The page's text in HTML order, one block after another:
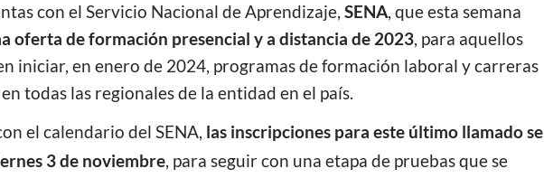
con el Servicio Nacional de Aprendizaje, SENA, que esta semana
oferta de formación presencial y a distancia de 2023, para aquellos
iniciar, en enero de 2024, programas de formación laboral y carreras
todas las regionales de la entidad en el país.
el calendario del SENA, las inscripciones para este último llamado se
3 de noviembre, para seguir con una etapa de pruebas que se